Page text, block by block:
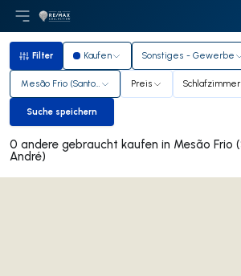
Hauptmenü öffnen
LogoZur Startseite
Filter
Filter Kaufen Sonstiges - Gewerbe
Mesão Frio (Santo André) Preis Schlafzimmer
Suche speichern
Suche speichern
0 andere gebraucht kaufen in Mesão Frio (Santo
André)